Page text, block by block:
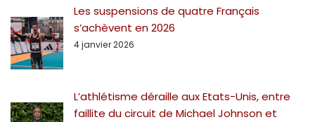
Les suspensions de quatre Français
s’achèvent en 2026
4 janvier 2026
L’athlétisme déraille aux Etats-Unis, entre
faillite du circuit de Michael Johnson et